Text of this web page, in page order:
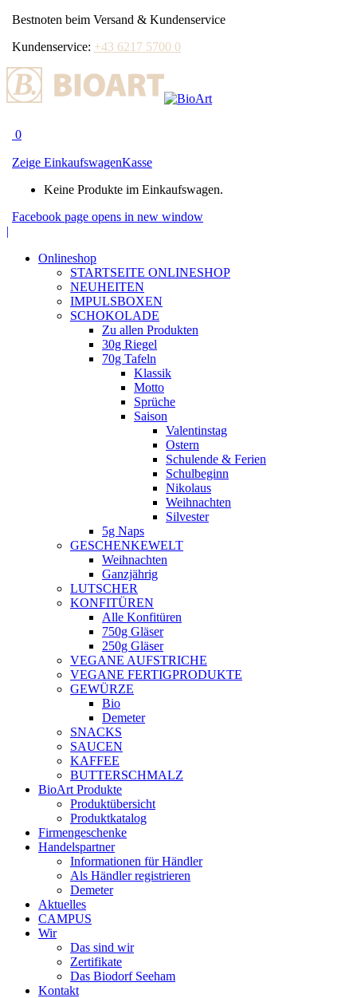
Bestnoten beim Versand & Kundenservice
Kundenservice: +43 6217 5700 0
0
Zeige EinkaufswagenKasse
Keine Produkte im Einkaufswagen.
Facebook page opens in new window
|
Onlineshop
STARTSEITE ONLINESHOP
NEUHEITEN
IMPULSBOXEN
SCHOKOLADE
Zu allen Produkten
30g Riegel
70g Tafeln
Klassik
Motto
Sprüche
Saison
Valentinstag
Ostern
Schulende & Ferien
Schulbeginn
Nikolaus
Weihnachten
Silvester
5g Naps
GESCHENKEWELT
Weihnachten
Ganzjährig
LUTSCHER
KONFITÜREN
Alle Konfitüren
750g Gläser
250g Gläser
VEGANE AUFSTRICHE
VEGANE FERTIGPRODUKTE
GEWÜRZE
Bio
Demeter
SNACKS
SAUCEN
KAFFEE
BUTTERSCHMALZ
BioArt Produkte
Produktübersicht
Produktkatalog
Firmengeschenke
Handelspartner
Informationen für Händler
Als Händler registrieren
Demeter
Aktuelles
CAMPUS
Wir
Das sind wir
Zertifikate
Das Biodorf Seeham
Kontakt